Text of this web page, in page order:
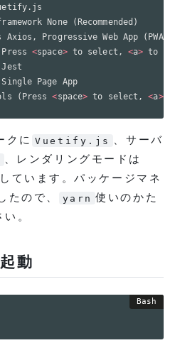
None
(Recommended )
Axios, Progressive Web App
( PWA)
Press <space> to select, <a> to
Jest
Page App
( Press <space> to select, <a>
クに Vuetify.js
、サーバ
、レンダリングモードは
ています。パッケージマネ
たので、 yarn 使いのかた
。
動